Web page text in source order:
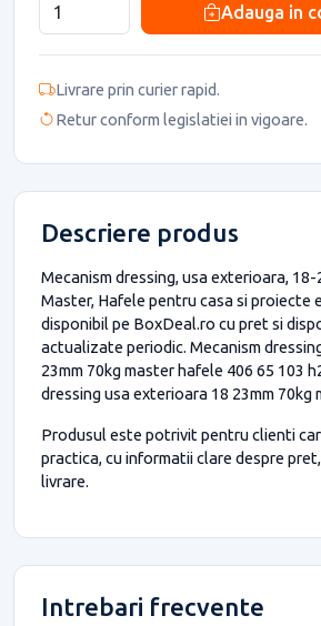
Adauga in
Livrare prin curier rapid.
Retur conform legislatiei in vigoare.
Descriere produs
Mecanism dressing, usa exterioara, 18-
Master, Hafele pentru casa si proiecte
disponibil pe BoxDeal.ro cu pret si
actualizate periodic. Mecanism
23mm 70kg master hafele 406 65 103
dressing usa exterioara 18 23mm 70kg
Produsul este potrivit pentru clienti
practica, cu informatii clare despre
livrare.
Intrebari frecvente